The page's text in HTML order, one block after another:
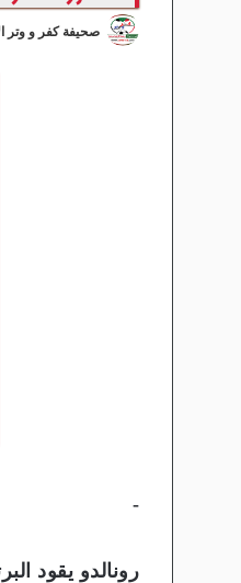
صحيفة كفر و وتر
-
رونالدو يقود